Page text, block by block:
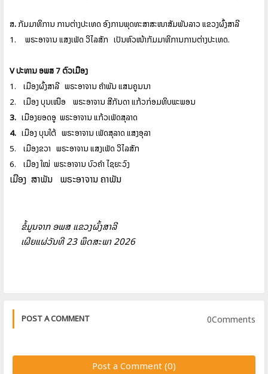
ສ.ກັມມາທິການການຕ່າງປະເທດອົງການພຸດທະສາສະໜາສັມພັນລາວແຂວງຜົ້ງສາລີ
1. ພຣະອາຈານແສງເພັດວິໄລສັກ ເປັນຫົວໜ້າກັມມາທິການການຕ່າງປະເທດ.
Vປະທານອພສ7ຕົວເມືອງ
1. ເມືອງຜົ້ງສາລີ ພຣະອາຈານຄໍາພັນແສນຄູນນາ
2. ເມືອງບຸນເໜືອ ພຣະອາຈານສີກັນດາແກ້ວກ່ອມທິບພະພອນ
3. ເມືອງຍອດອູ ພຣະອາຈານແກ້ວເພັດສຸລາດ
4. ເມືອງບຸນໃຕ້ ພຣະອາຈານເພັດສຸລາດແສງອຸລາ
5. ເມືອງຂວາ ພຣະອາຈານແສງເພັດວິໄລສັກ
6. ເມືອງໃໝ່ ພຣະອາຈານບົວຄໍາໄຊຍະວົງ
ເມືອງ ສໍາພັນ ພຣະອາຈານຄໍາພັນ
ຂໍ້ມູນຈາກ ອພສ ແຂວງຜົ້ງສາລີ
ເຜີຍແຜ່ວັນທີ 23 ພຶດສະພາ 2026
POST A COMMENT 0Comments
Post a Comment (0)